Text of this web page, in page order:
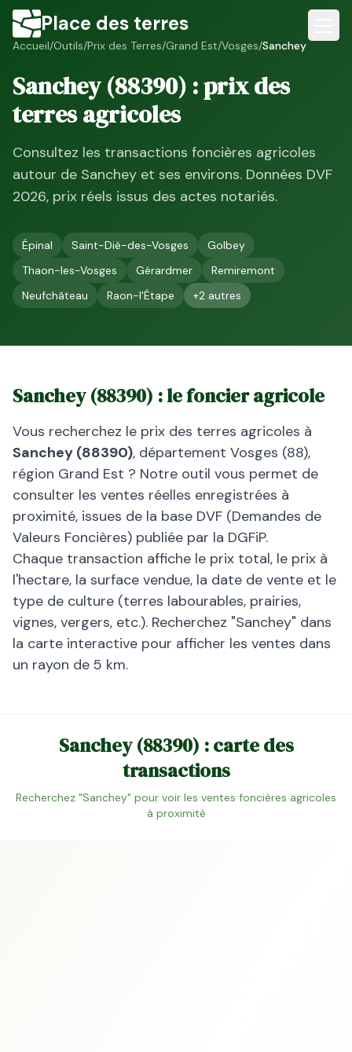
Place des terres
Accueil/Outils/Prix des Terres/Grand Est/Vosges/Sanchey
Sanchey(88390) : prix des
terres agricoles
Consultez les transactions foncières agricoles
autour de Sanchey et ses environs. Données DVF
2026, prix réels issus des actes notariés.
Épinal Saint-Dié-des-Vosges
Golbey
Thaon-les-Vosges
Gérardmer
Remiremont
Neufchâteau
Raon-l'Étape +2 autres
Sanchey(88390) : le foncier agricole
Vous recherchez le prix des terres agricoles à
Sanchey (88390), département Vosges (88),
région Grand Est ? Notre outil vous permet de
consulter les ventes réelles enregistrées à
proximité, issues de la base DVF (Demandes de
Valeurs Foncières) publiée par la DGFiP.
Chaque transaction affiche le prix total, le prix à
l'hectare, la surface vendue, la date de vente et le
type de culture (terres labourables, prairies,
vignes, vergers, etc.). Recherchez "Sanchey" dans
la carte interactive pour afficher les ventes dans
un rayon de 5 km.
Sanchey(88390) : carte des
transactions
Recherchez "Sanchey" pour voir les ventes foncières agricoles
à proximité